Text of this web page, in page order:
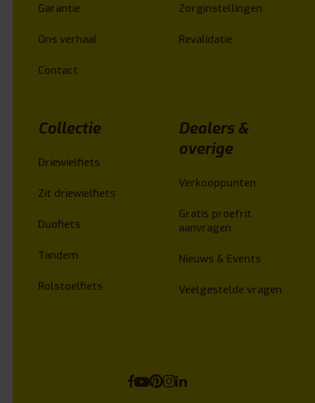
Garantie
Ons verhaal
Contact
Zorginstellingen
Revalidatie
Collectie
Driewielfiets
Zit driewielfiets
Duofiets
Tandem
Rolstoelfiets
Dealers &
overige
Verkooppunten
Gratis proefrit
aanvragen
Nieuws & Events
Veelgestelde vragen